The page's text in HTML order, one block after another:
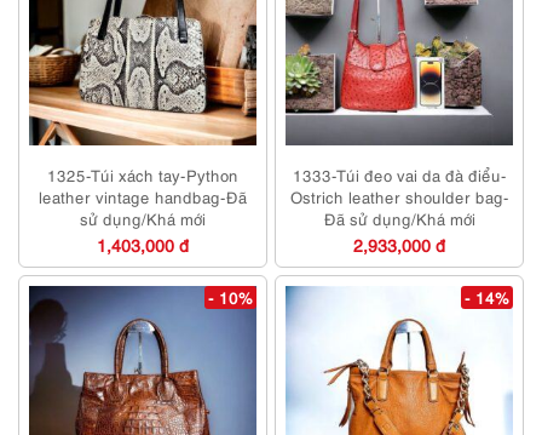
1325-Túi xách tay-Python
leather vintage handbag-Đã
sử dụng/Khá mới
1,403,000 đ
1333-Túi đeo vai da đà điểu-
Ostrich leather shoulder bag-
Đã sử dụng/Khá mới
2,933,000 đ
- 10% - 14%